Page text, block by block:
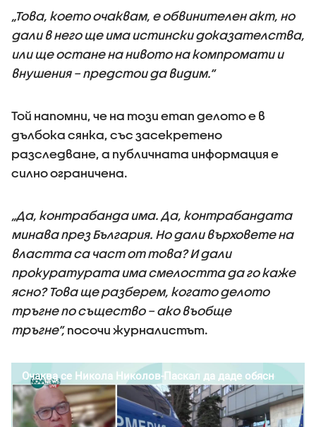
„Това, което очаквам, е обвинителен акт, но
дали в него ще има истински доказателства,
или ще остане на нивото на компромати и
внушения – предстои да видим.“
Той напомни, че на този етап делото е в
дълбока сянка, със засекретено
разследване, а публичната информация е
силно ограничена.
„Да, контрабанда има. Да, контрабандата
минава през България. Но дали върховете на
властта са част от това? И дали
прокуратурата има смелостта да го каже
ясно? Това ще разберем, когато делото
тръгне по същество – ако въобще
тръгне“, посочи журналистът.